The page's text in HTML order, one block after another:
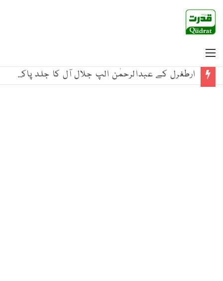
ارطغرل کے عبدالرحمٰن الپ جلال آل کا جلد پاکستان آنے کا اعلان